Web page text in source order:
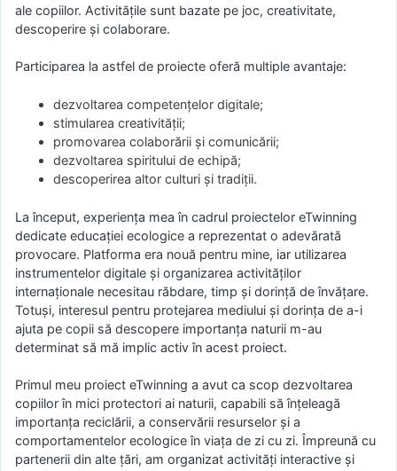
ale copiilor. Activitățile sunt bazate pe joc, creativitate,
descoperire și colaborare.
Participarea la astfel de proiecte oferă multiple avantaje:
dezvoltarea competențelor digitale;
stimularea creativității;
promovarea colaborării și comunicării;
dezvoltarea spiritului de echipă;
descoperirea altor culturi și tradiții.
La început, experiența mea în cadrul proiectelor eTwinning
dedicate educației ecologice a reprezentat o adevărată
provocare. Platforma era nouă pentru mine, iar utilizarea
instrumentelor digitale și organizarea activităților
internaționale necesitau răbdare, timp și dorință de învățare.
Totuși, interesul pentru protejarea mediului și dorința de a-i
ajuta pe copii să descopere importanța naturii m-au
determinat să mă implic activ în acest proiect.
Primul meu proiect eTwinning a avut ca scop dezvoltarea
copiilor în mici protectori ai naturii, capabili să înțeleagă
importanța reciclării, a conservării resurselor și a
comportamentelor ecologice în viața de zi cu zi. Împreună cu
partenerii din alte țări, am organizat activități interactive și